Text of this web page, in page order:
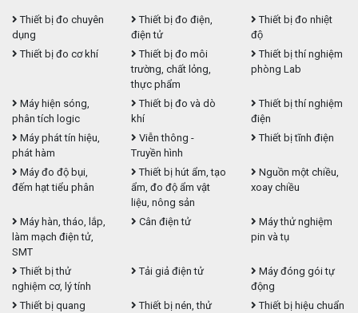
Thiết bị đo chuyên
dụng
Thiết bị đo điện,
điện tử
Thiết bị đo nhiệt
độ
Thiết bị đo cơ khí
Thiết bị đo môi
trường, chất lỏng,
thực phẩm
Thiết bị thí nghiệm
phòng Lab
Máy hiện sóng,
phân tích logic
Thiết bị đo và dò
khí
Thiết bị thí nghiệm
điện
Máy phát tín hiệu,
phát hàm
Viễn thông -
Truyền hình
Thiết bị tĩnh điện
Máy đo độ bụi,
đếm hạt tiểu phân
Thiết bị hút ẩm, tạo
ẩm, đo độ ẩm vật
liệu, nông sản
Nguồn một chiều,
xoay chiều
Máy hàn, tháo, lắp,
làm mạch điện tử,
SMT
Cân điện tử
Máy thử nghiệm
pin và tụ
Thiết bị thử
nghiệm cơ, lý tính
Tải giả điện tử
Máy đóng gói tự
động
Thiết bị quang
Thiết bị nén, thử
Thiết bị hiệu chuẩn